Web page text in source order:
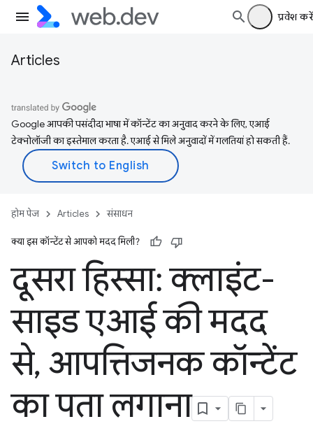
प्रवेश करें
Articles
Google आपकी पसंदीदा भाषा में कॉन्टेंट का अनुवाद करने के लिए, एआई
टेक्नोलॉजी का इस्तेमाल करता है. एआई से मिले अनुवादों में गलतियां हो सकती हैं.
होम पेज Articles संसाधन
क्या इस कॉन्टेंट से आपको मदद मिली?
दूसरा हिस्सा: क्लाइंट-
साइड एआई की मदद
से, आपत्तिजनक कॉन्टेंट
का पता लगाना